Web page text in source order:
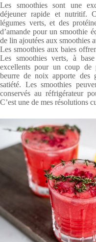
Les smoothies sont une
déjeuner rapide et nutritif.
légumes verts, et des
d’amande pour un smoothie
de lin ajoutées aux smoothies
Les smoothies aux baies
Les smoothies verts, à
excellents pour un coup de
beurre de noix apporte des
satiété. Les smoothies
conservés au réfrigérateur
C’est une de mes résolutions